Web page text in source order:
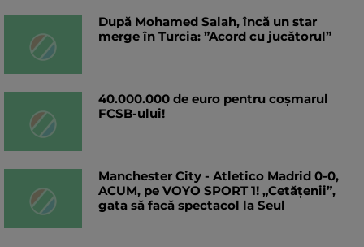
După Mohamed Salah, încă un star
merge în Turcia: ”Acord cu jucătorul”
40.000.000 de euro pentru coșmarul
FCSB-ului!
Manchester City - Atletico Madrid 0-0,
ACUM, pe VOYO SPORT 1! „Cetățenii”,
gata să facă spectacol la Seul